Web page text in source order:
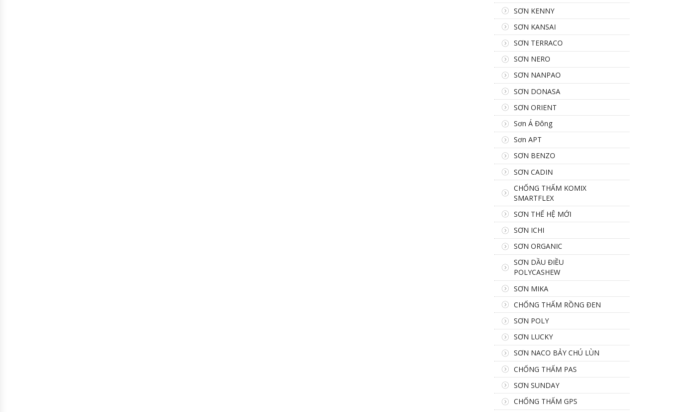
SƠN KENNY
SƠN KANSAI
SƠN TERRACO
SƠN NERO
SƠN NANPAO
SƠN DONASA
SƠN ORIENT
Sơn Á Đông
Sơn APT
SƠN BENZO
SƠN CADIN
CHỐNG THẤM KOMIX
SMARTFLEX
SƠN THẾ HỆ MỚI
SƠN ICHI
SƠN ORGANIC
SƠN DẦU ĐIỀU
POLYCASHEW
SƠN MIKA
CHỐNG THẤM RỒNG ĐEN
SƠN POLY
SƠN LUCKY
SƠN NACO BẢY CHÚ LÙN
CHỐNG THẤM PAS
SƠN SUNDAY
CHỐNG THẤM GPS